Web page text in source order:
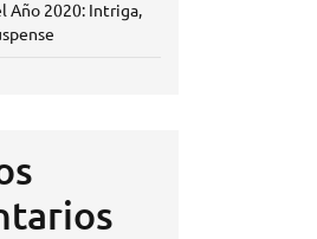
Año 2020: Intriga,